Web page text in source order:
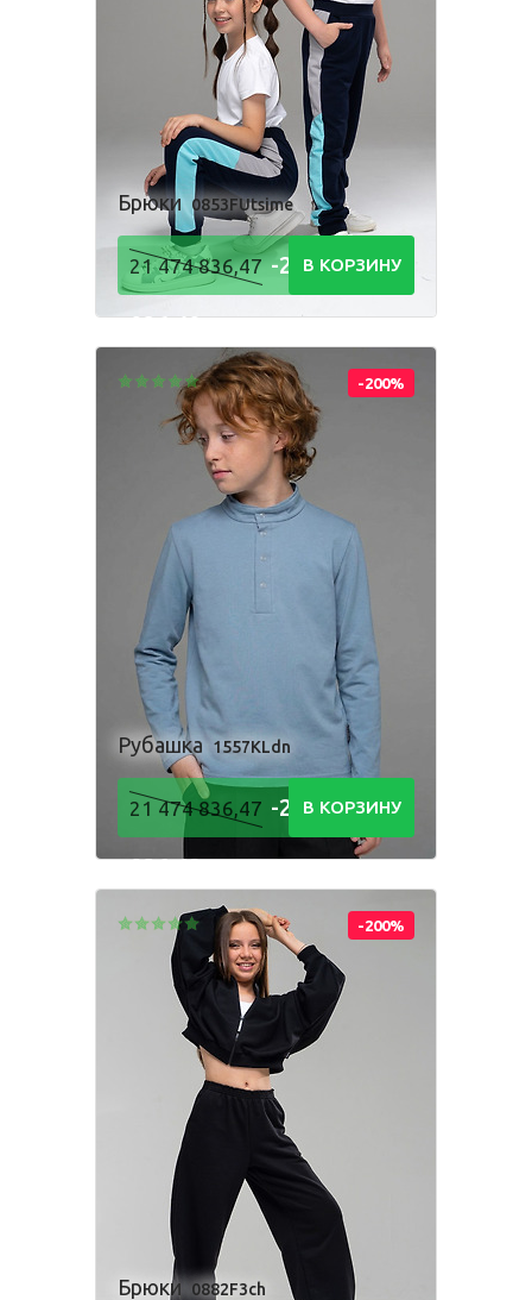
Посмотри, как
производится
наша одежда
Рубашка Толстовка
Фартук школьный Шорты
Для мальчиков
Пижама
Рубашка Толстовка
Одежда для взрослых
Блуза Боди
Джемпер Костюм
Лонгслив Толстовка
Футболка Шорты
Брюки 0853FUtsime
21 474 836,47-21 474
836,48Р
В КОРЗИНУ
-200%
Рубашка 1557KLdn
21 474 836,47 -21 474
836,48Р
В КОРЗИНУ
-200%
Брюки 0882F3ch